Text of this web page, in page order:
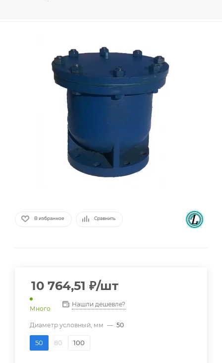
В избранное Сравнить
10 764,51 ₽/шт
Много
Нашли дешевле?
Диаметр условный, мм — 50
50 80 100